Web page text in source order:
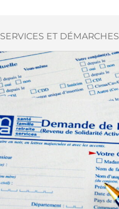
SERVICES ET DÉMARCHES